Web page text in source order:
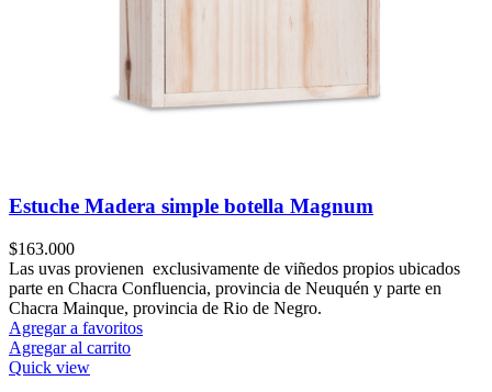
Estuche Madera simple botella Magnum
$163.000
Las uvas provienen exclusivamente de viñedos propios ubicados
parte en Chacra Confluencia, provincia de Neuquén y parte en
Chacra Mainque, provincia de Rio de Negro.
Agregar a favoritos
Agregar al carrito
Quick view